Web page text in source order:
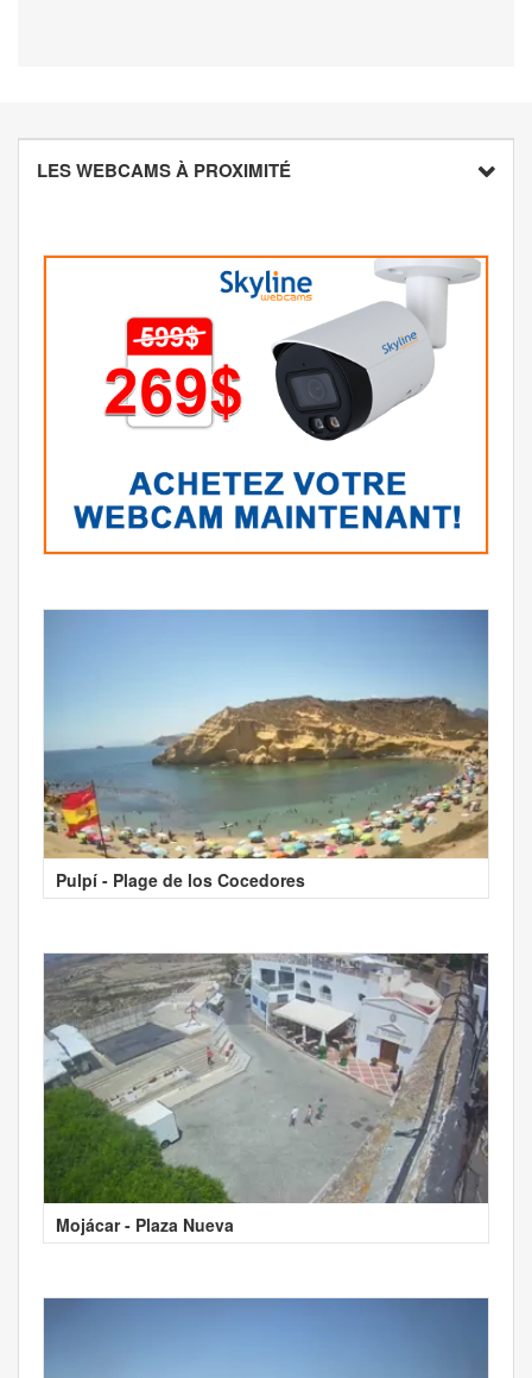
LES WEBCAMS À PROXIMITÉ
Pulpí - Plage de los Cocedores
Mojácar - Plaza Nueva